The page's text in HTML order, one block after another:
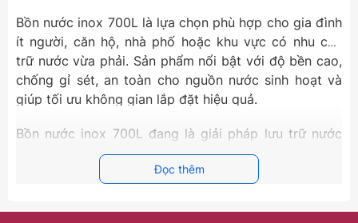
Bồn nước inox 700L là lựa chọn phù hợp cho gia đình
ít người, căn hộ, nhà phố hoặc khu vực có nhu cầu
trữ nước vừa phải. Sản phẩm nổi bật với độ bền cao,
chống gỉ sét, an toàn cho nguồn nước sinh hoạt và
giúp tối ưu không gian lắp đặt hiệu quả.
Bồn nước inox 700L đang là giải pháp lưu trữ nước
sinh hoạt được nhiều gia đình lựa chọn nhờ thiết kế
gọn gàng, bền bỉ và tiện dụng. Với dung tích vừa
nhỏ, nhà phố hoặc những nơi có nhu cầu dùng nước
Đọc thêm